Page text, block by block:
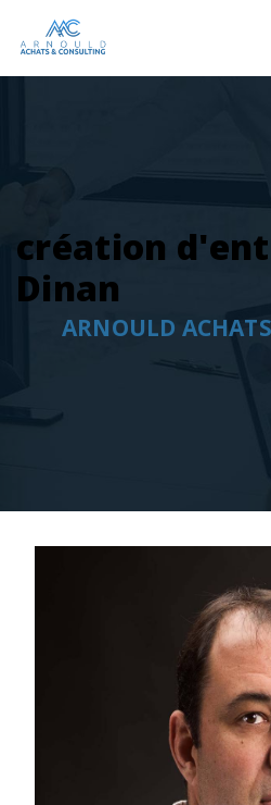
création
Dinan
ARNOULD
Panneau de gestion des cookies